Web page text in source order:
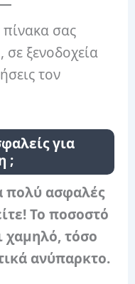
σας
ξενοδοχεία
τον
για
;
πολύ ασφαλές
Το ποσοστό
χαμηλό, τόσο
ανύπαρκτο.